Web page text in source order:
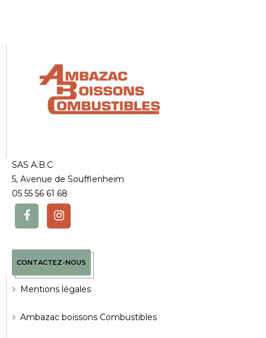
SAS A.B.C
5, Avenue de Soufflenheim
05 55 56 61 68
CONTACTEZ-NOUS
Mentions légales
Ambazac boissons Combustibles